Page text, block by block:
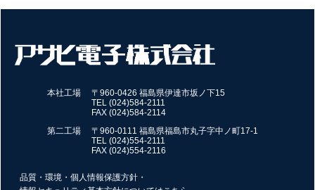
本社工場
〒960-0426 福島県伊達市坂ノ下15
TEL (024)584-2111
FAX (024)584-2114
第二工場
〒960-0111 福島県福島市丸子字中ノ町17-1
TEL (024)554-2111
FAX (024)554-2116
品質・環境・個人情報保護方針・